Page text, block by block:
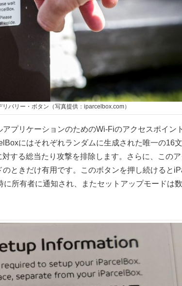
バリー・ボタン（写真提供：iparcelbox.com）
プリケーションのためのWi-Fiのアクセスポイン
にはそれぞれランダムに生成された唯一の16
する総当たり攻撃を排除します。さらに、この
ときだけ有用です。このボタンを押し続けると
所有者に通知され、またセットアップモードは